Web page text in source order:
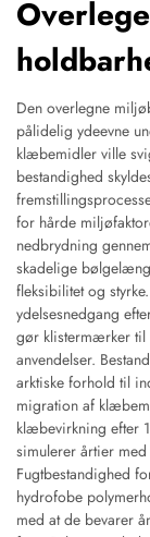
Den overlegne
pålidelig ydeevne
klæbemidler ville
bestandighed
for hårde
nedbrydning
skadelige
fleksibilitet og
ydelsesnedgang
gør klistermærker til
anvendelser.
arktiske forhold til
migration af
klæbevirkning efter
simulerer årtier
Fugtbestandighed
hydrofobe
med at de bevarer